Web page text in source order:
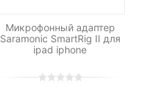
Микрофонный адаптер
Saramonic SmartRig II для
ipad iphone